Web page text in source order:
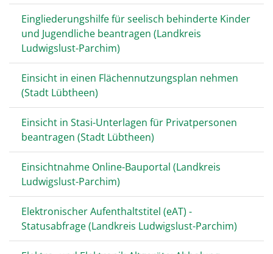
Eingliederungshilfe für seelisch behinderte Kinder
und Jugendliche beantragen (Landkreis
Ludwigslust-Parchim)
Einsicht in einen Flächennutzungsplan nehmen
(Stadt Lübtheen)
Einsicht in Stasi-Unterlagen für Privatpersonen
beantragen (Stadt Lübtheen)
Einsichtnahme Online-Bauportal (Landkreis
Ludwigslust-Parchim)
Elektronischer Aufenthaltstitel (eAT) -
Statusabfrage (Landkreis Ludwigslust-Parchim)